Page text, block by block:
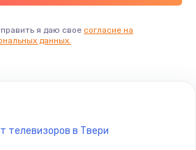
400 руб.
Заказать
я даю свое согласие на
данных.
телевизоров в Твери